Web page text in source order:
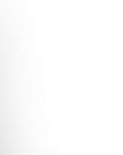
ΠΟΡΤΑ ΣΟΥ ΣΕ